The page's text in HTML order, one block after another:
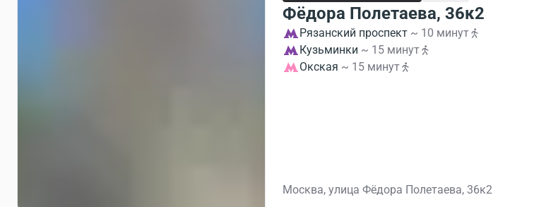
Фёдора Полетаева, 36к2
Рязанский проспект ~ 10 минут
Кузьминки ~ 15 минут
Окская ~ 15 минут
Москва, улица Фёдора Полетаева, 36к2